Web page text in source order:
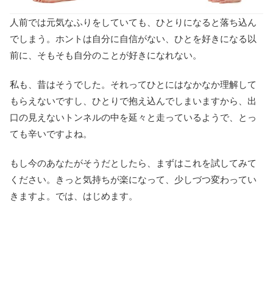
人前では元気なふりをしていても、ひとりになると落ち込ん
でしまう。ホントは自分に自信がない、ひとを好きになる以
前に、そもそも自分のことが好きになれない。
私も、昔はそうでした。それってひとにはなかなか理解して
もらえないですし、ひとりで抱え込んでしまいますから、出
口の見えないトンネルの中を延々と走っているようで、とっ
ても辛いですよね。
もし今のあなたがそうだとしたら、まずはこれを試してみて
ください。きっと気持ちが楽になって、少しづつ変わってい
きますよ。では、はじめます。